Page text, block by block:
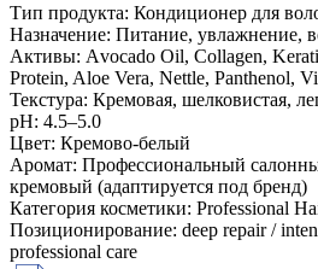
Тип продукта: Кондиционер для
Назначение: Питание, увлажнение,
Активы: Аvocado Oil, Collagen,
Protein, Aloe Vera, Nettle, Panthenol,
Текстура: Кремовая, шелковистая,
рН: 4.5–5.0
Цвет: Кремово-белый
Аромат: Профессиональный
кремовый (адаптируется под бренд)
Категория косметики: Professional
Позиционирование: deep repair /
professional care